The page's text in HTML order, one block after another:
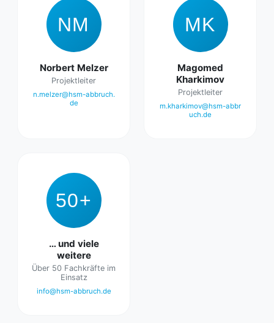
NM
Norbert Melzer
Projektleiter
n.melzer@hsm-abbruch.
de
MK
Magomed
Kharkimov
Projektleiter
m.kharkimov@hsm-abbr
uch.de
50+
… und viele
weitere
Über 50 Fachkräfte im
Einsatz
info@hsm-abbruch.de